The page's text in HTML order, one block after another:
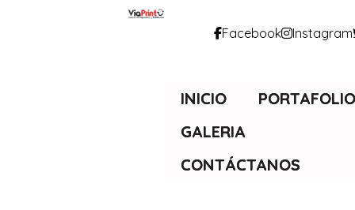
Facebook Instagram
INICIO
PORTAFOLIO
GALERIA
CONTÁCTANOS